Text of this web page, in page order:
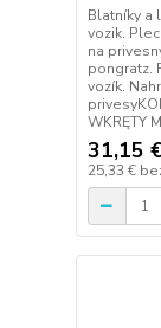
Blatníky a
vozik.
na
pongratz.
vozík.
WKRĘTY
31,15
25,33 €